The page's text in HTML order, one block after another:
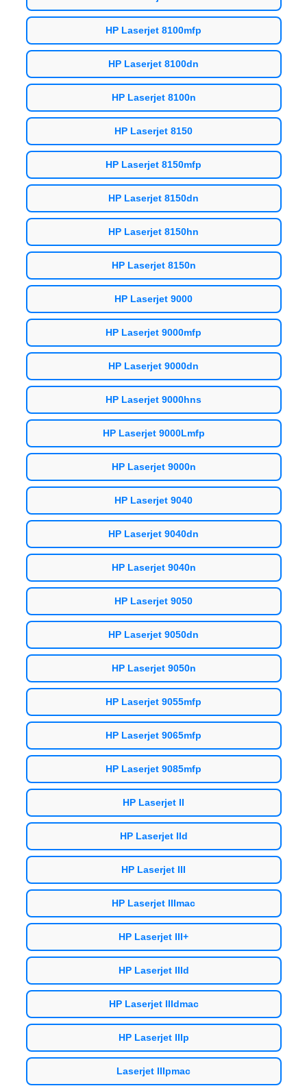
HP Laserjet 8100mfp
HP Laserjet 8100dn
HP Laserjet 8100n
HP Laserjet 8150
HP Laserjet 8150mfp
HP Laserjet 8150dn
HP Laserjet 8150hn
HP Laserjet 8150n
HP Laserjet 9000
HP Laserjet 9000mfp
HP Laserjet 9000dn
HP Laserjet 9000hns
HP Laserjet 9000Lmfp
HP Laserjet 9000n
HP Laserjet 9040
HP Laserjet 9040dn
HP Laserjet 9040n
HP Laserjet 9050
HP Laserjet 9050dn
HP Laserjet 9050n
HP Laserjet 9055mfp
HP Laserjet 9065mfp
HP Laserjet 9085mfp
HP Laserjet II
HP Laserjet IId
HP Laserjet III
HP Laserjet IIImac
HP Laserjet III+
HP Laserjet IIId
HP Laserjet IIIdmac
HP Laserjet IIIp
Laserjet IIIpmac